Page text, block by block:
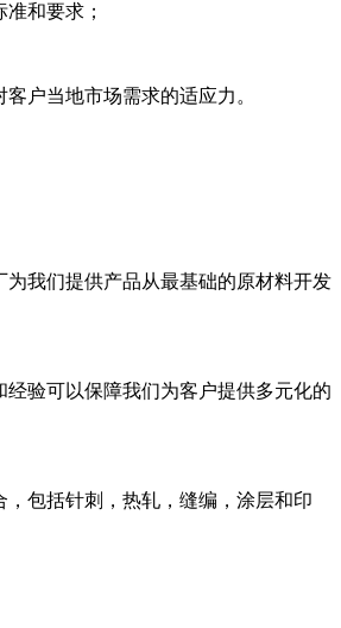
和要求；
户当地市场需求的适应力。
为我们提供产品从最基础的原材料开发
经验可以保障我们为客户提供多元化的
，包括针刺，热轧，缝编，涂层和印